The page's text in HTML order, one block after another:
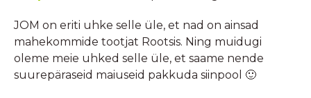
JOM on eriti uhke selle üle, et nad on ainsad
mahekommide tootjat Rootsis. Ning muidugi
oleme meie uhked selle üle, et saame nende
suurepäraseid maiuseid pakkuda siinpool 🙂